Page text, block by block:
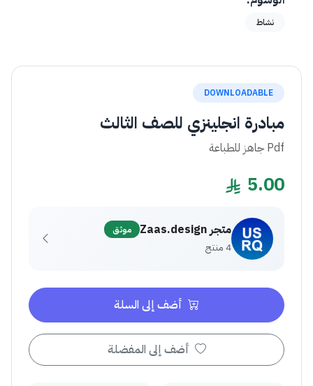
نشاط
DOWNLOADABLE
مبادرة انجلينزي للصف الثالث
Pdf جاهز للطباعة
5.00
متجر Zaas.design موثق
4 منتج
أضف إلى السلة
أضف إلى المفضلة